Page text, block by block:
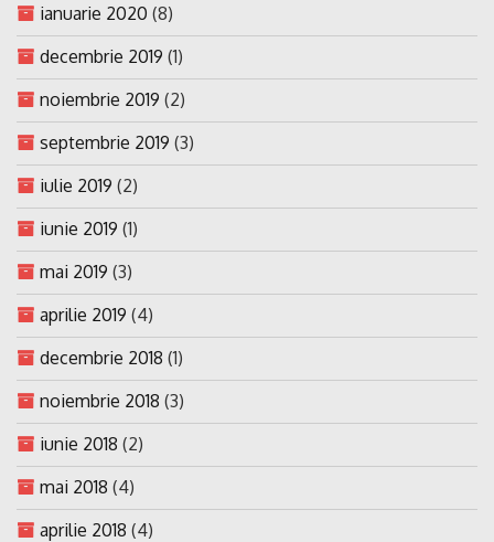
ianuarie 2020 (8)
decembrie 2019 (1)
noiembrie 2019 (2)
septembrie 2019 (3)
iulie 2019 (2)
iunie 2019 (1)
mai 2019 (3)
aprilie 2019 (4)
decembrie 2018 (1)
noiembrie 2018 (3)
iunie 2018 (2)
mai 2018 (4)
aprilie 2018 (4)